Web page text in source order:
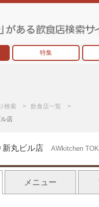
特集
検索
飲食店一覧
店
新丸ビル店
AWkitchen
メニュー